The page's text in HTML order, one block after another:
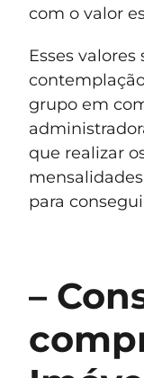
com o valor
Esses valores
grupo em
que realizar
para
–